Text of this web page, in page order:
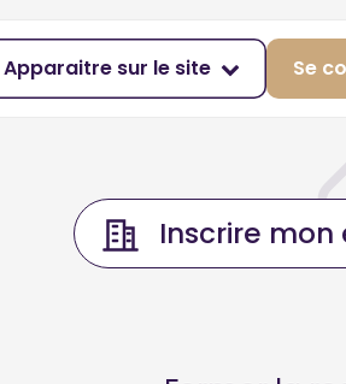
Apparaitre sur le site Se
Inscrire mon